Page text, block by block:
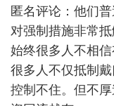
匿名评论：他们
对强制措施非常
始终很多人不相
很多人不仅抵制
控制不住。但不